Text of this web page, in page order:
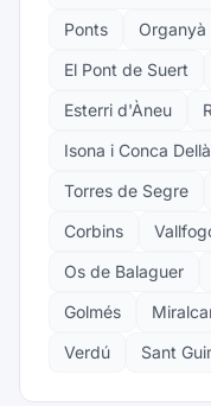
Ponts
Organyà
El Pont de Suert
Esterri d'Àneu
Isona i Conca Dellà
Torres de Segre
Corbins
Os de Balaguer
Golmés
Verdú
Sant